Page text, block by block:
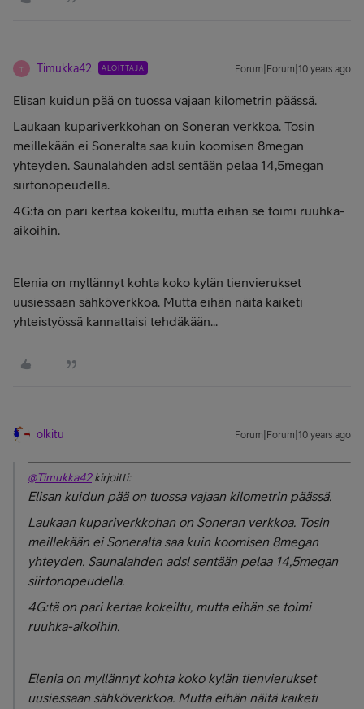
T Timukka42 ALOITTAJA Forum|Forum|10 years ago
Elisan kuidun pää on tuossa vajaan kilometrin päässä.
Laukaan kupariverkkohan on Soneran verkkoa. Tosin
meillekään ei Soneralta saa kuin koomisen 8megan
yhteyden. Saunalahden adsl sentään pelaa 14,5megan
siirtonopeudella.
4G:tä on pari kertaa kokeiltu, mutta eihän se toimi ruuhka-
aikoihin.
Elenia on myllännyt kohta koko kylän tienvierukset
uusiessaan sähköverkkoa. Mutta eihän näitä kaiketi
yhteistyössä kannattaisi tehdäkään...
olkitu Forum|Forum|10 years ago
@Timukka42kirjoitti:
Elisan kuidun pää on tuossa vajaan kilometrin päässä.
Laukaan kupariverkkohan on Soneran verkkoa. Tosin
meillekään ei Soneralta saa kuin koomisen 8megan
yhteyden. Saunalahden adsl sentään pelaa 14,5megan
siirtonopeudella.
4G:tä on pari kertaa kokeiltu, mutta eihän se toimi
ruuhka-aikoihin.
Elenia on myllännyt kohta koko kylän tienvierukset
uusiessaan sähköverkkoa. Mutta eihän näitä kaiketi